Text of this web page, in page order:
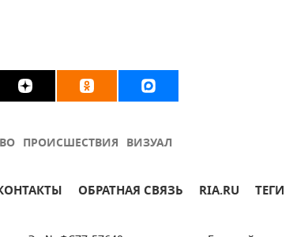
ПРОИСШЕСТВИЯ ВИЗУАЛ
ОБРАТНАЯ СВЯЗЬ RIA.RU ТЕГИ